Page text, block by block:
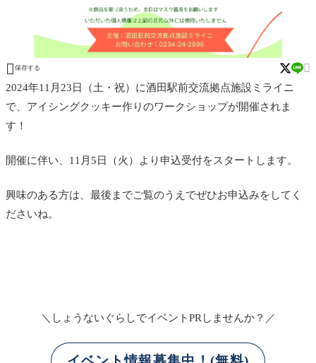
 保存する 
2024年11月23日（土・祝）に酒田駅前交流拠点施設ミライニ
で、アイシングクッキー作りのワークショップが開催されま
す！
開催に伴い、11月5日（火）より申込受付をスタートします。
興味のある方は、最後までご覧のうえでぜひお申込みをしてく
ださいね。
＼しょうないぐらしでイベントPRしませんか？／